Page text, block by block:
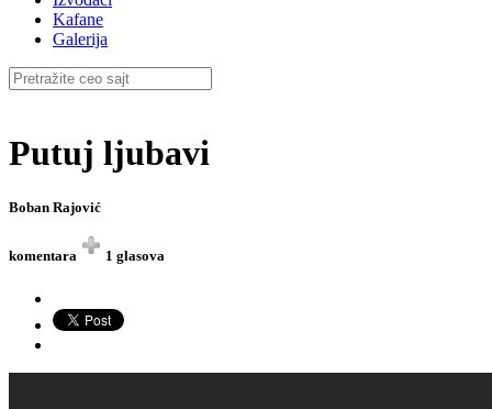
Kafane
Galerija
Putuj ljubavi
Boban Rajović
komentara 1 glasova